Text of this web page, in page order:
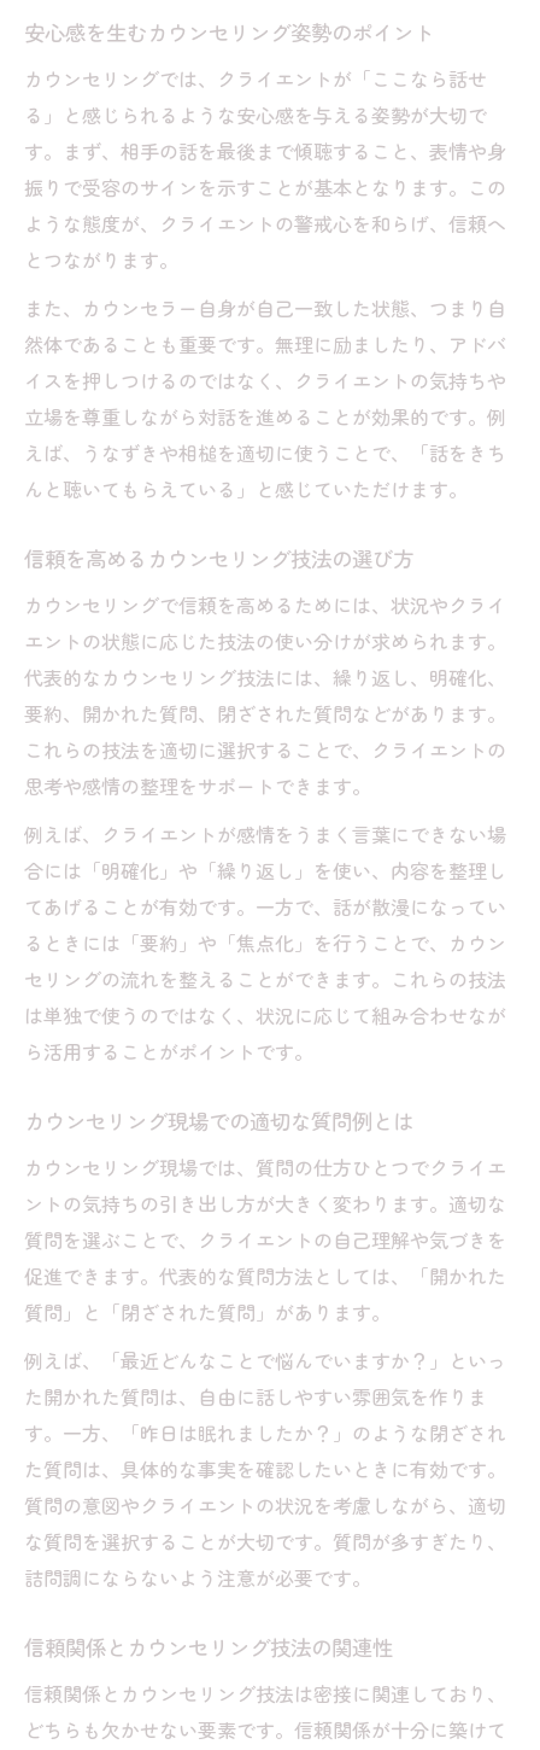
安心感を生むカウンセリング姿勢のポイント
カウンセリングでは、クライエントが「ここなら話せ
る」と感じられるような安心感を与える姿勢が大切で
す。まず、相手の話を最後まで傾聴すること、表情や身
振りで受容のサインを示すことが基本となります。この
ような態度が、クライエントの警戒心を和らげ、信頼へ
とつながります。
また、カウンセラー自身が自己一致した状態、つまり自
然体であることも重要です。無理に励ましたり、アドバ
イスを押しつけるのではなく、クライエントの気持ちや
立場を尊重しながら対話を進めることが効果的です。例
えば、うなずきや相槌を適切に使うことで、「話をきち
んと聴いてもらえている」と感じていただけます。
信頼を高めるカウンセリング技法の選び方
カウンセリングで信頼を高めるためには、状況やクライ
エントの状態に応じた技法の使い分けが求められます。
代表的なカウンセリング技法には、繰り返し、明確化、
要約、開かれた質問、閉ざされた質問などがあります。
これらの技法を適切に選択することで、クライエントの
思考や感情の整理をサポートできます。
例えば、クライエントが感情をうまく言葉にできない場
合には「明確化」や「繰り返し」を使い、内容を整理し
てあげることが有効です。一方で、話が散漫になってい
るときには「要約」や「焦点化」を行うことで、カウン
セリングの流れを整えることができます。これらの技法
は単独で使うのではなく、状況に応じて組み合わせなが
ら活用することがポイントです。
カウンセリング現場での適切な質問例とは
カウンセリング現場では、質問の仕方ひとつでクライエ
ントの気持ちの引き出し方が大きく変わります。適切な
質問を選ぶことで、クライエントの自己理解や気づきを
促進できます。代表的な質問方法としては、「開かれた
質問」と「閉ざされた質問」があります。
例えば、「最近どんなことで悩んでいますか？」といっ
た開かれた質問は、自由に話しやすい雰囲気を作りま
す。一方、「昨日は眠れましたか？」のような閉ざされ
た質問は、具体的な事実を確認したいときに有効です。
質問の意図やクライエントの状況を考慮しながら、適切
な質問を選択することが大切です。質問が多すぎたり、
詰問調にならないよう注意が必要です。
信頼関係とカウンセリング技法の関連性
信頼関係とカウンセリング技法は密接に関連しており、
どちらも欠かせない要素です。信頼関係が十分に築けて